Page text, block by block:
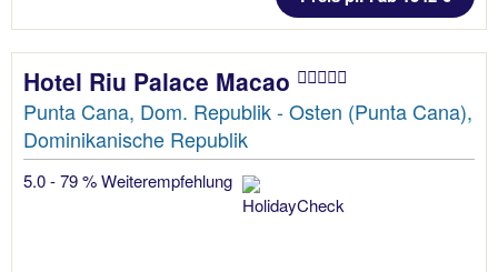
Hotel Riu Palace Macao
Punta Cana, Dom. Republik - Osten (Punta Cana),
Dominikanische Republik
5.0 - 79 % Weiterempfehlung